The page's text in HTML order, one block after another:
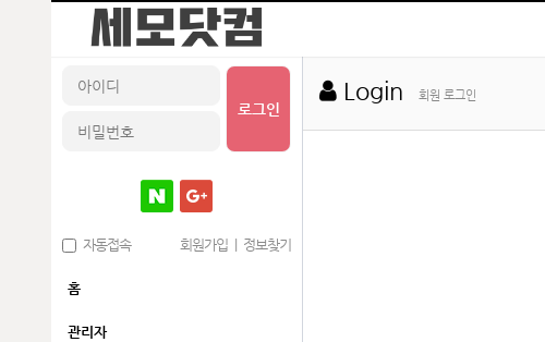
로그인
자동접속 회원가입 정보찾기
홈
관리자
Login 회원 로그인